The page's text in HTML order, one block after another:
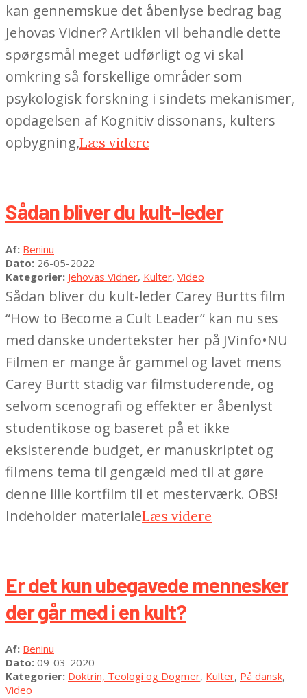
kan gennemskue det åbenlyse bedrag bag
Jehovas Vidner? Artiklen vil behandle dette
spørgsmål meget udførligt og vi skal
omkring så forskellige områder som
psykologisk forskning i sindets mekanismer,
opdagelsen af Kognitiv dissonans, kulters
opbygning,Læs videre
Sådan bliver du kult-leder
2022-
05-
26
Af: Beninu
Dato: 26-05-2022
Kategorier: Jehovas Vidner, Kulter, Video
Sådan bliver du kult-leder Carey Burtts film
“How to Become a Cult Leader” kan nu ses
med danske undertekster her på JVinfo•NU
Filmen er mange år gammel og lavet mens
Carey Burtt stadig var filmstuderende, og
selvom scenografi og effekter er åbenlyst
studentikose og baseret på et ikke
eksisterende budget, er manuskriptet og
filmens tema til gengæld med til at gøre
denne lille kortfilm til et mesterværk. OBS!
Indeholder materialeLæs videre
Er det kun ubegavede mennesker
der går med i en kult?
2020-
03-
09
Af: Beninu
Dato: 09-03-2020
Kategorier: Doktrin, Teologi og Dogmer, Kulter, På dansk,
Video